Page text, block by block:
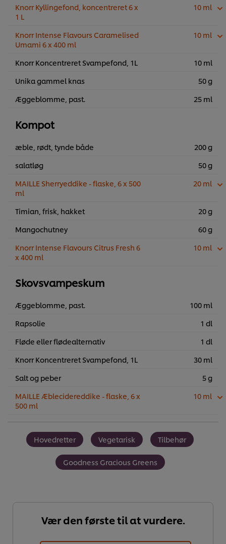
Knorr Kyllingefond, koncentreret 6 x
1 L
10 ml
Knorr Intense Flavours Caramelised
Umami 6 x 400 ml
10 ml
Knorr Koncentreret Svampefond, 1L
10 ml
Unika gammel knas
50 g
Æggeblomme, past.
25 ml
Kompot
æble, rødt, tynde både
200 g
salatløg
50 g
MAILLE Sherryeddike - flaske, 6 x 500
ml
20 ml
Timian, frisk, hakket
20 g
Mangochutney
60 g
Knorr Intense Flavours Citrus Fresh 6
x 400 ml
10 ml
Skovsvampeskum
Æggeblomme, past.
100 ml
Rapsolie
1 dl
Fløde eller flødealternativ
1 dl
Knorr Koncentreret Svampefond, 1L
30 ml
Salt og peber
5 g
MAILLE Æblecidereddike - flaske, 6 x
500 ml
10 ml
Hovedretter Vegetarisk Tilbehør
Goodness Gracious Greens
Vær den første til at vurdere.
Vi ormal cookies, og andre teknikker, til at forbedre din